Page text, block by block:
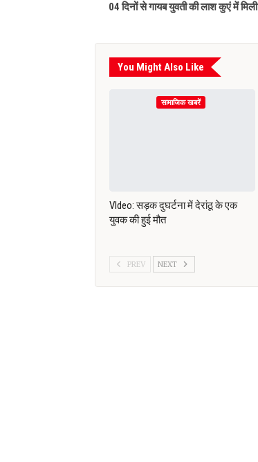
04 दिनों से गायब युवती की लाश कुएं में मिली
You Might Also Like
सामाजिक खबरें
VIdeo: सड़क दुघर्टना में देरांठू के एक
युवक की हुई मौत
PREV NEXT